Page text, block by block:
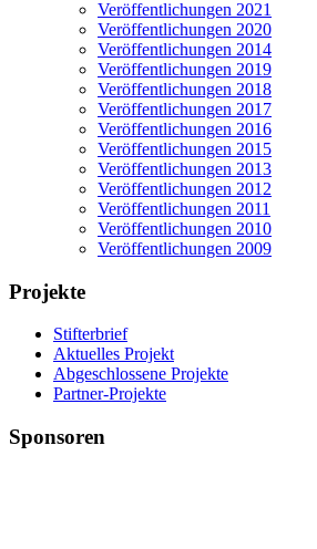
Veröffentlichungen 2021
Veröffentlichungen 2020
Veröffentlichungen 2014
Veröffentlichungen 2019
Veröffentlichungen 2018
Veröffentlichungen 2017
Veröffentlichungen 2016
Veröffentlichungen 2015
Veröffentlichungen 2013
Veröffentlichungen 2012
Veröffentlichungen 2011
Veröffentlichungen 2010
Veröffentlichungen 2009
Projekte
Stifterbrief
Aktuelles Projekt
Abgeschlossene Projekte
Partner-Projekte
Sponsoren